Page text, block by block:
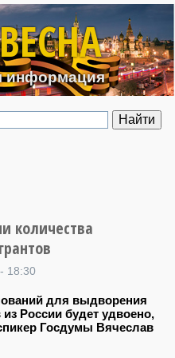
к основному содержанию
информация
количества
18:30
для выдворения
из России будет удвоено,
Госдумы Вячеслав